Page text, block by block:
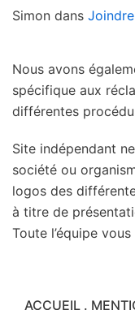
Simon dans
Nous avons
spécifique aux
différentes
Site indépendant
société ou
logos des
à titre de
Toute l’équipe
ACCUEIL.